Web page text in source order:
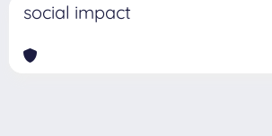
social impact